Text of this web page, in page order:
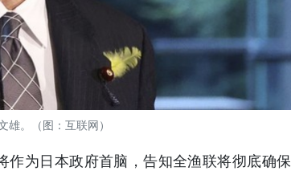
雄。（图：互联网）
为日本政府首脑，告知全渔联将彻底确保